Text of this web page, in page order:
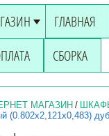
ГЛАВНАЯ
СБОРКА
МАГАЗИН /
(0.802х2,121х0,483)